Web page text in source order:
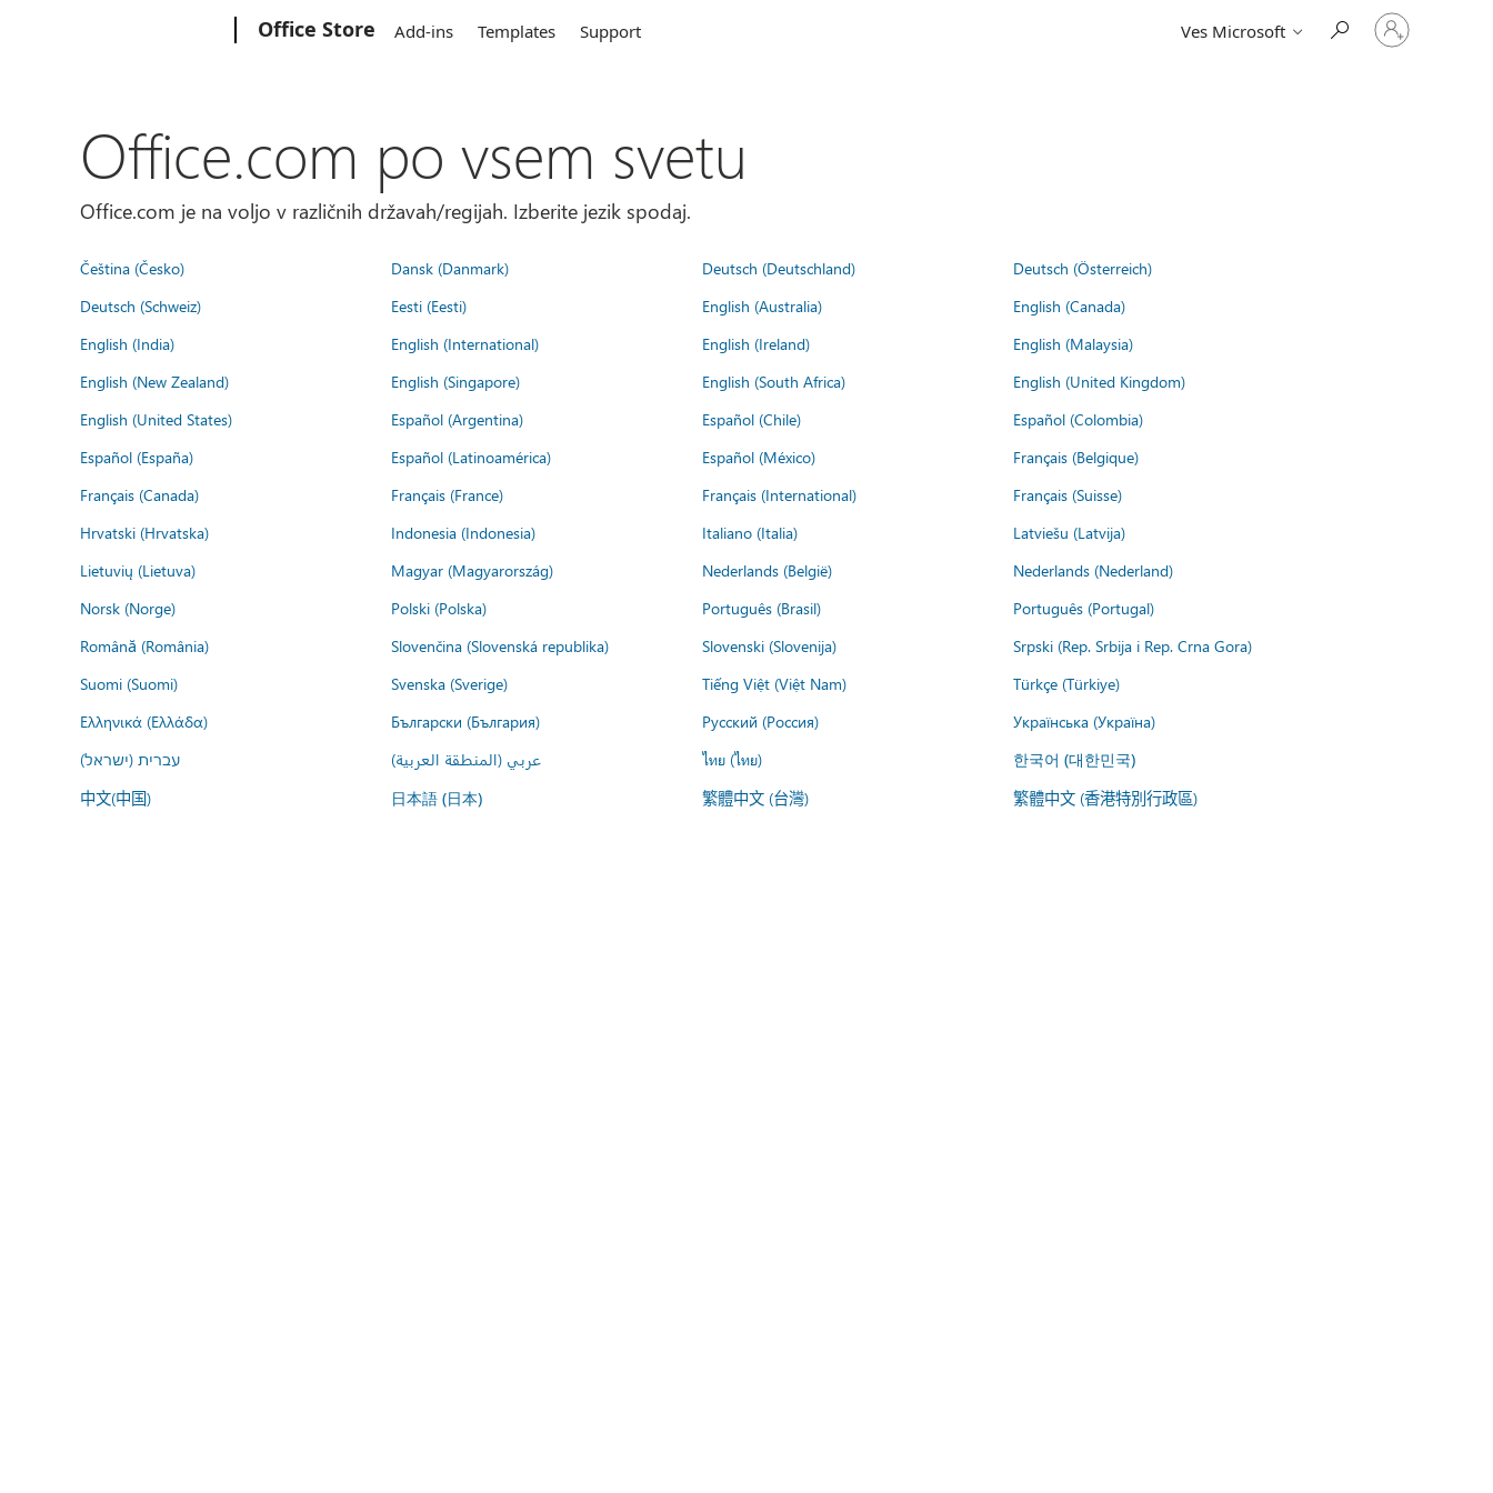
Office Store Add-ins Templates Support Ves Microsoft
Vpišite
se
Office.com po vsem svetu
Office.com je na voljo v različnih državah/regijah. Izberite jezik spodaj.
Čeština (Česko) Dansk (Danmark) Deutsch (Deutschland)
Deutsch (Österreich)
Deutsch (Schweiz)
Eesti (Eesti) English (Australia)
English (Canada)
English (India)
English (International) English (Ireland)
English (Malaysia)
English (New Zealand)
English (Singapore) English (South Africa)
English (United Kingdom)
English (United States)
Español (Argentina) Español (Chile)
Español (Colombia)
Español (España)
Español (Latinoamérica) Español (México)
Français (Belgique)
Français (Canada)
Français (France) Français (International)
Français (Suisse)
Hrvatski (Hrvatska)
Indonesia (Indonesia) Italiano (Italia)
Latviešu (Latvija)
Lietuvių (Lietuva)
Magyar (Magyarország) Nederlands (België)
Nederlands (Nederland)
Norsk (Norge)
Polski (Polska) Português (Brasil)
Português (Portugal)
Română (România)
Slovenčina (Slovenská republika) Slovenski (Slovenija)
Srpski (Rep. Srbija i Rep. Crna Gora)
Suomi (Suomi)
Svenska (Sverige) Tiếng Việt (Việt Nam)
Türkçe (Türkiye)
Ελληνικά (Ελλάδα)
Български (България) Русский (Россия)
Українська (Україна)
עברית (ישראל)
عربي (المنطقة العربية) ไทย (ไทย) 한국어 (대한민국)
中文(中国) 日本語 (日本) 繁體中文 (台灣) 繁體中文 (香港特別行政區)